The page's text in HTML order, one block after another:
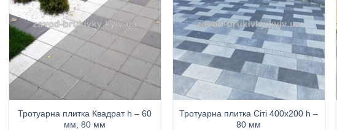
Тротуарна плитка Квадрат h – 60
мм, 80 мм
Тротуарна плитка Cіті 400х200 h –
80 мм